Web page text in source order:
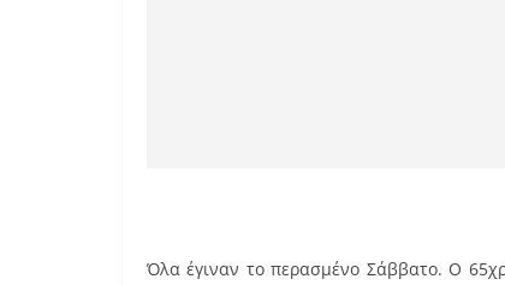
Όλα έγιναν το περασμένο Σάββατο. Ο